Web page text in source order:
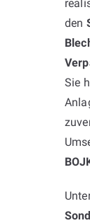
den
Sie